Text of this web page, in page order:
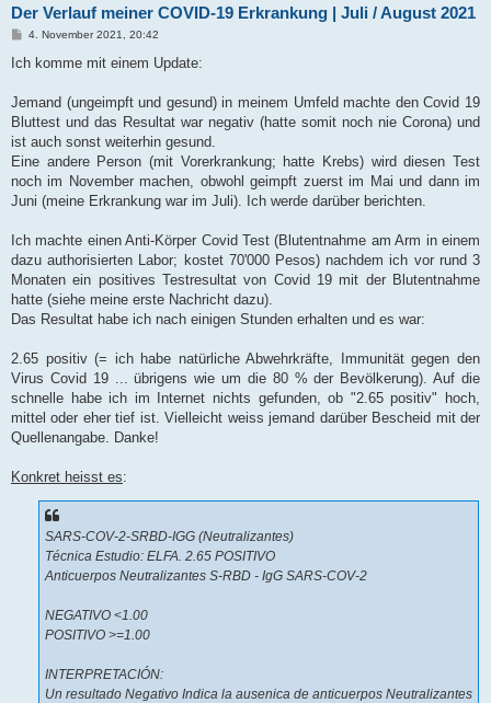
Der Verlauf meiner COVID-19 Erkrankung | Juli / August 2021
B
i
a
4. November 2021, 20:42
Ich komme mit einem Update:
Jemand (ungeimpft und gesund) in meinem Umfeld machte den Covid 19
Bluttest und das Resultat war negativ (hatte somit noch nie Corona) und
ist auch sonst weiterhin gesund.
Eine andere Person (mit Vorerkrankung; hatte Krebs) wird diesen Test
noch im November machen, obwohl geimpft zuerst im Mai und dann im
Juni (meine Erkrankung war im Juli). Ich werde darüber berichten.
Ich machte einen Anti-Körper Covid Test (Blutentnahme am Arm in einem
dazu authorisierten Labor; kostet 70'000 Pesos) nachdem ich vor rund 3
Monaten ein positives Testresultat von Covid 19 mit der Blutentnahme
hatte (siehe meine erste Nachricht dazu).
Das Resultat habe ich nach einigen Stunden erhalten und es war:
2.65 positiv (= ich habe natürliche Abwehrkräfte, Immunität gegen den
Virus Covid 19 ... übrigens wie um die 80 % der Bevölkerung). Auf die
schnelle habe ich im Internet nichts gefunden, ob "2.65 positiv" hoch,
mittel oder eher tief ist. Vielleicht weiss jemand darüber Bescheid mit der
Quellenangabe. Danke!
Konkret heisst es:
SARS-COV-2-SRBD-IGG (Neutralizantes)
Técnica Estudio: ELFA. 2.65 POSITIVO
Anticuerpos Neutralizantes S-RBD - IgG SARS-COV-2
NEGATIVO <1.00
POSITIVO >=1.00
INTERPRETACIÓN:
Un resultado Negativo Indica la ausenica de anticuerpos Neutralizantes